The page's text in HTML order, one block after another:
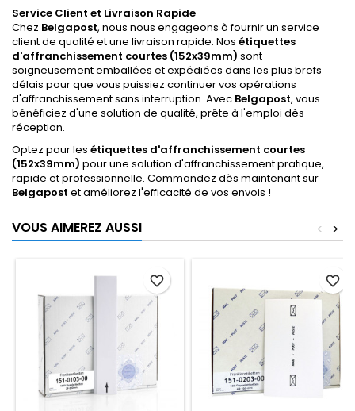
Service Client et Livraison Rapide
Chez Belgapost, nous nous engageons à fournir un service
client de qualité et une livraison rapide. Nos étiquettes
d'affranchissement courtes (152x39mm) sont
soigneusement emballées et expédiées dans les plus brefs
délais pour que vous puissiez continuer vos opérations
d'affranchissement sans interruption. Avec Belgapost, vous
bénéficiez d'une solution de qualité, prête à l'emploi dès
réception.
Optez pour les étiquettes d'affranchissement courtes
(152x39mm) pour une solution d'affranchissement pratique,
rapide et professionnelle. Commandez dès maintenant sur
Belgapost et améliorez l'efficacité de vos envois !
VOUS AIMEREZ AUSSI >
<
favorite_border favorite_border